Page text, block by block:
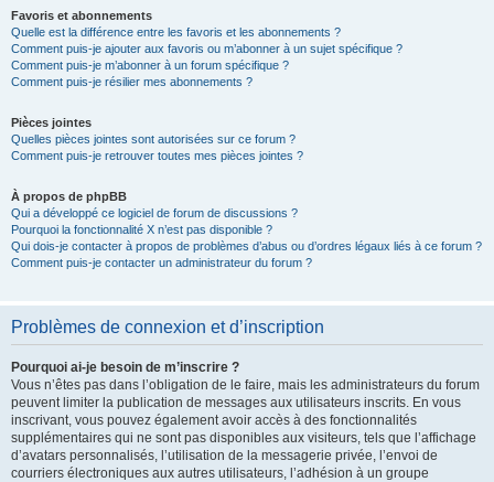
Favoris et abonnements
Quelle est la différence entre les favoris et les abonnements ?
Comment puis-je ajouter aux favoris ou m’abonner à un sujet spécifique ?
Comment puis-je m’abonner à un forum spécifique ?
Comment puis-je résilier mes abonnements ?
Pièces jointes
Quelles pièces jointes sont autorisées sur ce forum ?
Comment puis-je retrouver toutes mes pièces jointes ?
À propos de phpBB
Qui a développé ce logiciel de forum de discussions ?
Pourquoi la fonctionnalité X n’est pas disponible ?
Qui dois-je contacter à propos de problèmes d’abus ou d’ordres légaux liés à ce forum ?
Comment puis-je contacter un administrateur du forum ?
Problèmes de connexion et d’inscription
Pourquoi ai-je besoin de m’inscrire ?
Vous n’êtes pas dans l’obligation de le faire, mais les administrateurs du forum
peuvent limiter la publication de messages aux utilisateurs inscrits. En vous
inscrivant, vous pouvez également avoir accès à des fonctionnalités
supplémentaires qui ne sont pas disponibles aux visiteurs, tels que l’affichage
d’avatars personnalisés, l’utilisation de la messagerie privée, l’envoi de
courriers électroniques aux autres utilisateurs, l’adhésion à un groupe